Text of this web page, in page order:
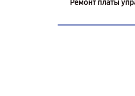
Ремонт платы